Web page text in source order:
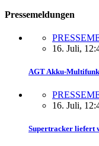
Pressemeldungen
16. Juli,
AGT Akku-
16. Juli,
Supertracker liefert